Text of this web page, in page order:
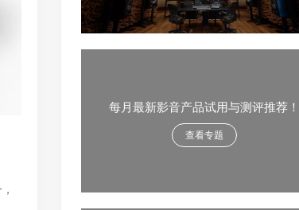
每月最新影音产品试用与测评推荐！
查看专题